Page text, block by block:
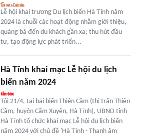
Lễ hội khai trương Du lịch biển Hà Tĩnh năm
2024 là chuỗi các hoạt động nhằm giới thiệu,
quảng bá đến du khách gần xa; thu hút đầu
tư, tạo động lực phát triển...
Hà Tĩnh khai mạc Lễ hội du lịch
biển năm 2024
Tối 21/4, tại bãi biển Thiên Cầm (thị trấn Thiên
Cầm, huyện Cẩm Xuyên, Hà Tĩnh), UBND tỉnh
Hà Tĩnh tổ chức khai mạc Lễ hội du lịch biển
năm 2024 với chủ đề 'Hà Tĩnh - Thanh âm